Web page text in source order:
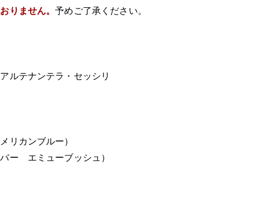
りません。予めご了承ください。
ルテナンテラ・セッシリ
リカンブルー）
ー エミューブッシュ）